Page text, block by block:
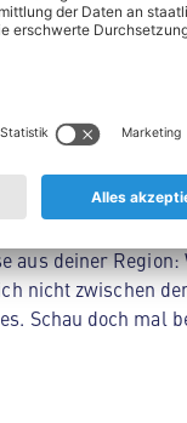
begehrt - von
Produkte
aus deiner
nicht zwischen
Schau doch mal